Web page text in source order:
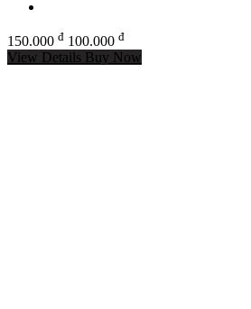
150.000 đ 100.000 đ
View Details Buy Now